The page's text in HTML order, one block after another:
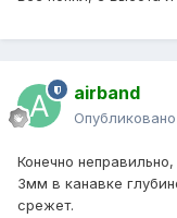
airband
Опубликовано
Конечно
3мм в канавке
срежет.